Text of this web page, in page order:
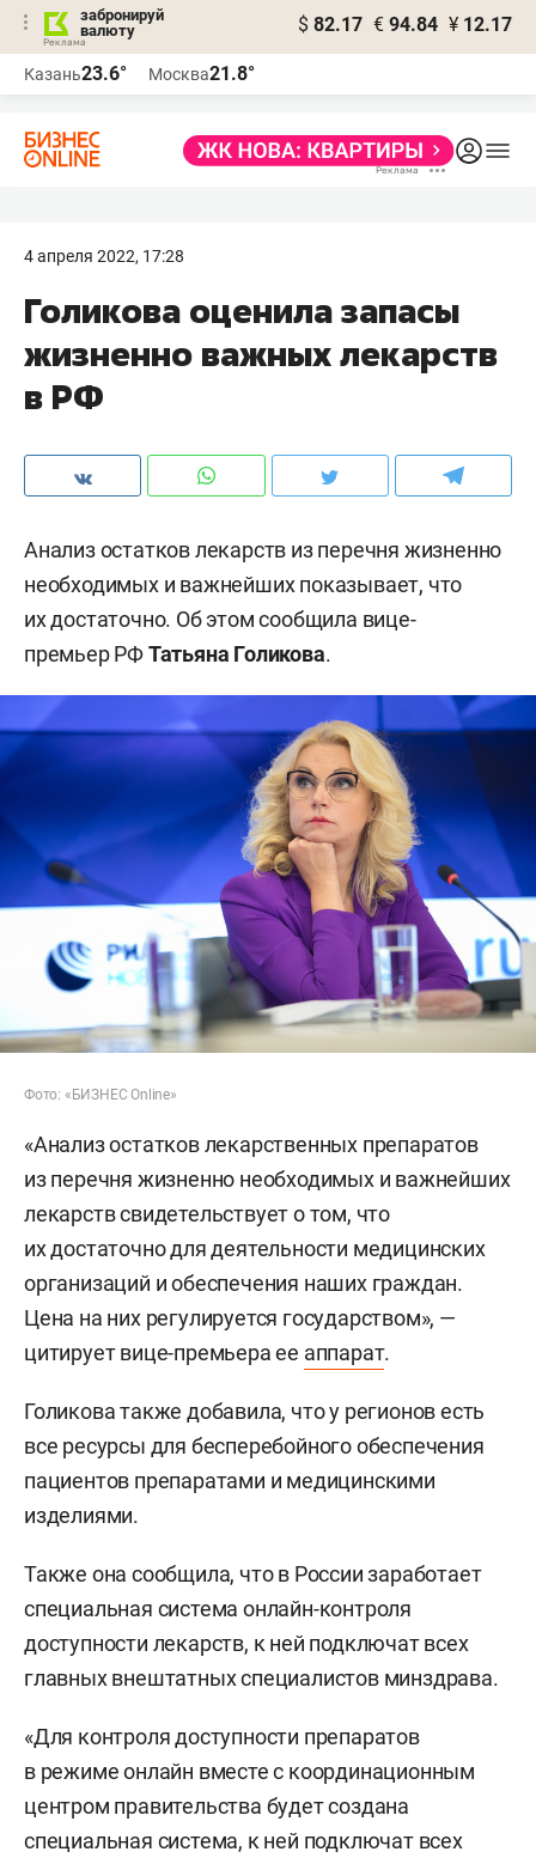
забронируй
валюту
$ 82.17 € 94.84 ¥ 12.17
Казань23.6° Москва21.8°
4 апреля 2022, 17:28
Голикова оценила запасы
жизненно важных лекарств
в РФ
Анализ остатков лекарств из перечня жизненно
необходимых и важнейших показывает, что
их достаточно. Об этом сообщила вице-
премьер РФТатьяна Голикова.
Фото: «БИЗНЕС Online»
«Анализ остатков лекарственных препаратов
из перечня жизненно необходимых и важнейших
лекарств свидетельствует о том, что
их достаточно для деятельности медицинских
организаций и обеспечения наших граждан.
Цена на них регулируется государством», —
цитирует вице-премьера ее аппарат.
Голикова также добавила, что у регионов есть
все ресурсы для бесперебойного обеспечения
пациентов препаратами и медицинскими
изделиями.
Также она сообщила, что в России заработает
специальная система онлайн-контроля
доступности лекарств, к ней подключат всех
главных внештатных специалистов минздрава.
«Для контроля доступности препаратов
в режиме онлайн вместе с координационным
центром правительства будет создана
специальная система, к ней подключат всех